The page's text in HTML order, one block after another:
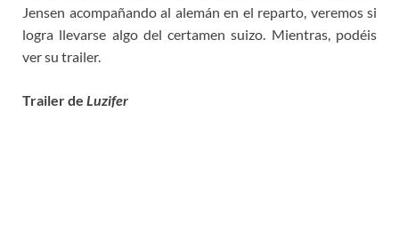
Jensen acompañando al alemán en el reparto, veremos si
logra llevarse algo del certamen suizo. Mientras, podéis
ver su trailer.
Trailer de Luzifer